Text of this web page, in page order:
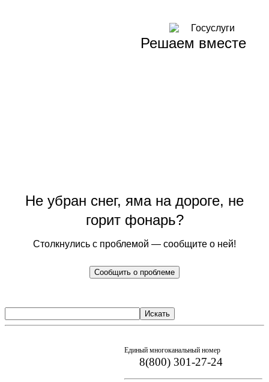
Решаем вместе
Не убран снег, яма на дороге, не
горит фонарь?
Столкнулись с проблемой — сообщите о ней!
Сообщить о проблеме
Искать
Единый многоканальный номер
8(800) 301-27-24